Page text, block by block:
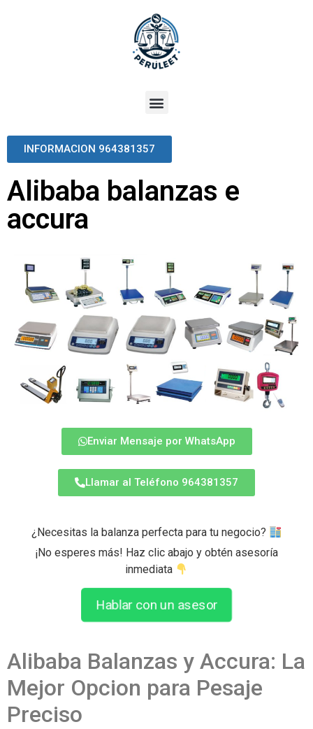
INFORMACION 964381357
Alibaba balanzas e
accura
Enviar Mensaje por WhatsApp
Llamar al Teléfono 964381357
¿Necesitas la balanza perfecta para tu negocio?
¡No esperes más! Haz clic abajo y obtén asesoría
inmediata
Hablar con un asesor
Alibaba Balanzas y Accura: La
Mejor Opcion para Pesaje
Preciso